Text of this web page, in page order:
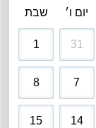
יום ו׳ שבת
31
1
7
8
14
15